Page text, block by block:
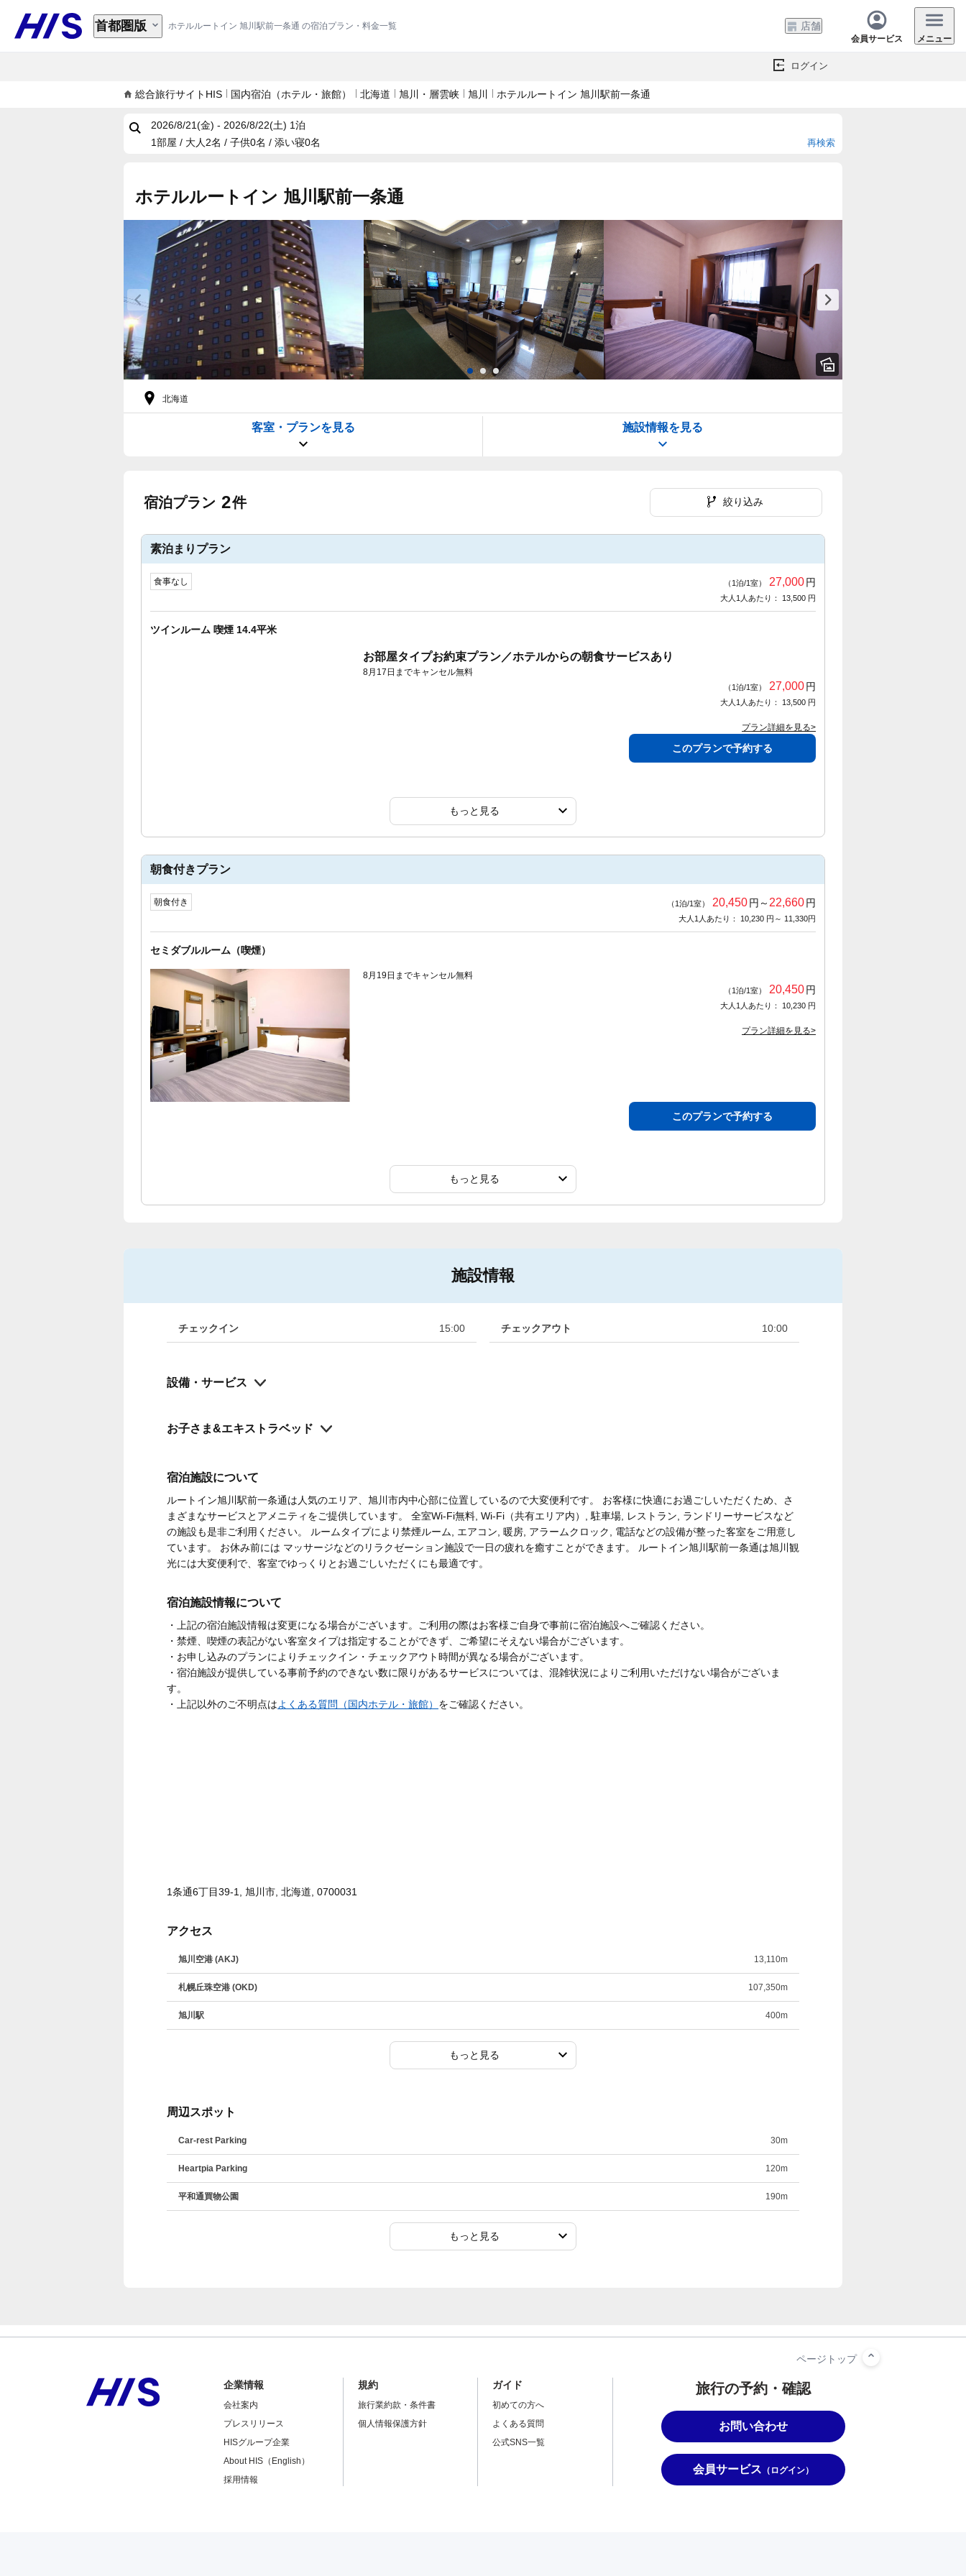
ホテルルートイン 旭川駅前一条通 の宿泊プラン・料金一覧
首都圏版 店舗
会員サービス メニュー
ログイン
総合旅行サイトHIS 国内宿泊（ホテル・旅館） 北海道 旭川・層雲峡 旭川 ホテルルートイン 旭川駅前一条通
2026/8/21(金) - 2026/8/22(土) 1泊
1部屋 / 大人2名 / 子供0名 / 添い寝0名
再検索
ホテルルートイン 旭川駅前一条通
北海道
客室・プランを見る 施設情報を見る
宿泊プラン 2件 絞り込み
素泊まりプラン
食事なし （1泊/1室） 27,000円
大人1人あたり： 13,500 円
ツインルーム 喫煙 14.4平米
お部屋タイプお約束プラン／ホテルからの朝食サービスあり
8月17日までキャンセル無料
（1泊/1室） 27,000円
大人1人あたり： 13,500 円
プラン詳細を見る>
このプランで予約する
もっと見る
朝食付きプラン
朝食付き （1泊/1室） 20,450円～ 22,660円
大人1人あたり： 10,230 円～ 11,330円
セミダブルルーム（喫煙）
8月19日までキャンセル無料
（1泊/1室） 20,450円
大人1人あたり： 10,230 円
プラン詳細を見る>
このプランで予約する
もっと見る
施設情報
チェックイン 15:00 チェックアウト 10:00
設備・サービス
お子さま&エキストラベッド
宿泊施設について
ルートイン旭川駅前一条通は人気のエリア、旭川市内中心部に位置しているので大変便利です。 お客様に快適にお過ごしいただくため、さ
まざまなサービスとアメニティをご提供しています。 全室Wi-Fi無料, Wi-Fi（共有エリア内）, 駐車場, レストラン, ランドリーサービスなど
の施設も是非ご利用ください。 ルームタイプにより禁煙ルーム, エアコン, 暖房, アラームクロック, 電話などの設備が整った客室をご用意し
ています。 お休み前には マッサージなどのリラクゼーション施設で一日の疲れを癒すことができます。 ルートイン旭川駅前一条通は旭川観
光には大変便利で、客室でゆっくりとお過ごしいただくにも最適です。
宿泊施設情報について
・上記の宿泊施設情報は変更になる場合がございます。ご利用の際はお客様ご自身で事前に宿泊施設へご確認ください。
・禁煙、喫煙の表記がない客室タイプは指定することができず、ご希望にそえない場合がございます。
・お申し込みのプランによりチェックイン・チェックアウト時間が異なる場合がございます。
・宿泊施設が提供している事前予約のできない数に限りがあるサービスについては、混雑状況によりご利用いただけない場合がございま
す。
・上記以外のご不明点はよくある質問（国内ホテル・旅館） をご確認ください。
1条通6丁目39-1, 旭川市, 北海道, 0700031
アクセス
旭川空港 (AKJ) 13,110m
札幌丘珠空港 (OKD) 107,350m
旭川駅 400m
もっと見る
周辺スポット
Car-rest Parking 30m
Heartpia Parking 120m
平和通買物公園 190m
もっと見る
旅行の予約・確認
お問い合わせ
会員サービス （ログイン）
企業情報
会社案内
プレスリリース
HISグループ企業
About HIS（English）
採用情報
規約
旅行業約款・条件書
個人情報保護方針
ガイド
初めての方へ
よくある質問
公式SNS一覧